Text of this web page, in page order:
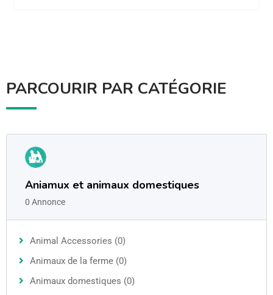
PARCOURIR PAR CATÉGORIE
Aniamux et animaux domestiques
0 Annonce
Animal Accessories (0)
Animaux de la ferme (0)
Animaux domestiques (0)